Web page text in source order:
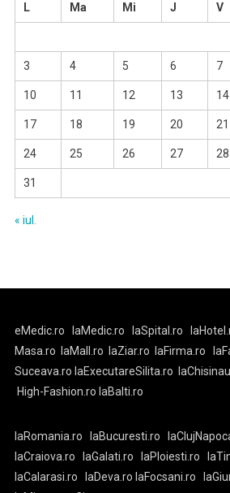
L
Ma Mi J V
3 4 5 6 7
10 11 12 13 14
17 18 19 20 21
24 25 26 27 28
31
« iul.
eMedic.ro laMedic.ro laSpital.ro
Masa.ro
laMall.ro laZiar.ro laFirma.ro
Suceava.ro laExecutareSilita.ro
High-Fashion.ro laBalti.ro
laRomania.ro laBucuresti.ro
laCraiova.ro
laGalati.ro laPloiesti.ro
laCalarasi.ro
laDeva.ro laFocsani.ro